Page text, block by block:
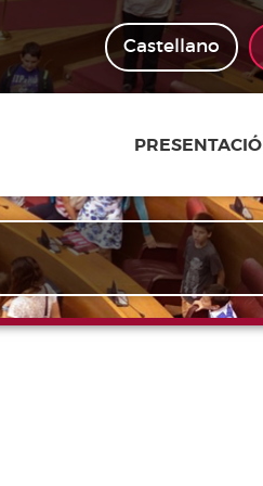
Castellano
PRESENTACIÓ